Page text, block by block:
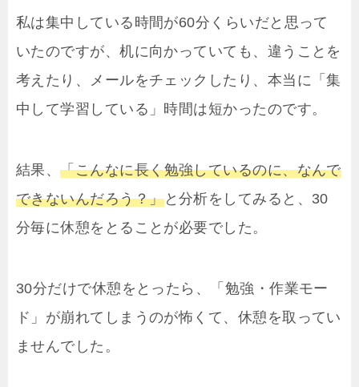
私は集中している時間が60分くらいだと思って
いたのですが、机に向かっていても、違うことを
考えたり、メールをチェックしたり、本当に「集
中して学習している」時間は短かったのです。
結果、「こんなに長く勉強しているのに、なんで
できないんだろう？」と分析をしてみると、30
分毎に休憩をとることが必要でした。
30分だけで休憩をとったら、「勉強・作業モー
ド」が崩れてしまうのが怖くて、休憩を取ってい
ませんでした。